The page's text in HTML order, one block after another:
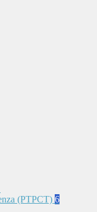
(PTPCT) 6